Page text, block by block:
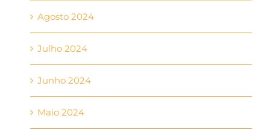
Agosto 2024
Julho 2024
Junho 2024
Maio 2024